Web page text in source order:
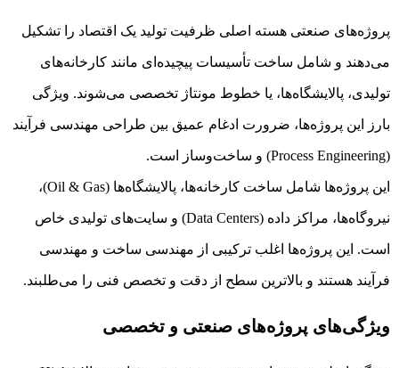
پروژه‌های صنعتی هسته اصلی ظرفیت تولید یک اقتصاد را تشکیل
می‌دهند و شامل ساخت تأسیسات پیچیده‌ای مانند کارخانه‌های
تولیدی، پالایشگاه‌ها، یا خطوط مونتاژ تخصصی می‌شوند. ویژگی
بارز این پروژه‌ها، ضرورت ادغام عمیق بین طراحی مهندسی فرآیند
(Process Engineering) و ساخت‌وساز است.
این پروژه‌ها شامل ساخت کارخانه‌ها، پالایشگاه‌ها (Oil & Gas)،
نیروگاه‌ها، مراکز داده (Data Centers) و سایت‌های تولیدی خاص
است. این پروژه‌ها اغلب ترکیبی از مهندسی ساخت و مهندسی
فرآیند هستند و بالاترین سطح از دقت و تخصص فنی را می‌طلبند.
ویژگی‌های پروژه‌های صنعتی و تخصصی